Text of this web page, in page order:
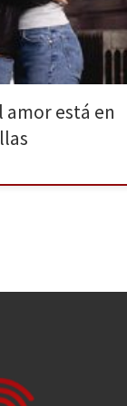
voy a ser menos. San
es […]
amor está en